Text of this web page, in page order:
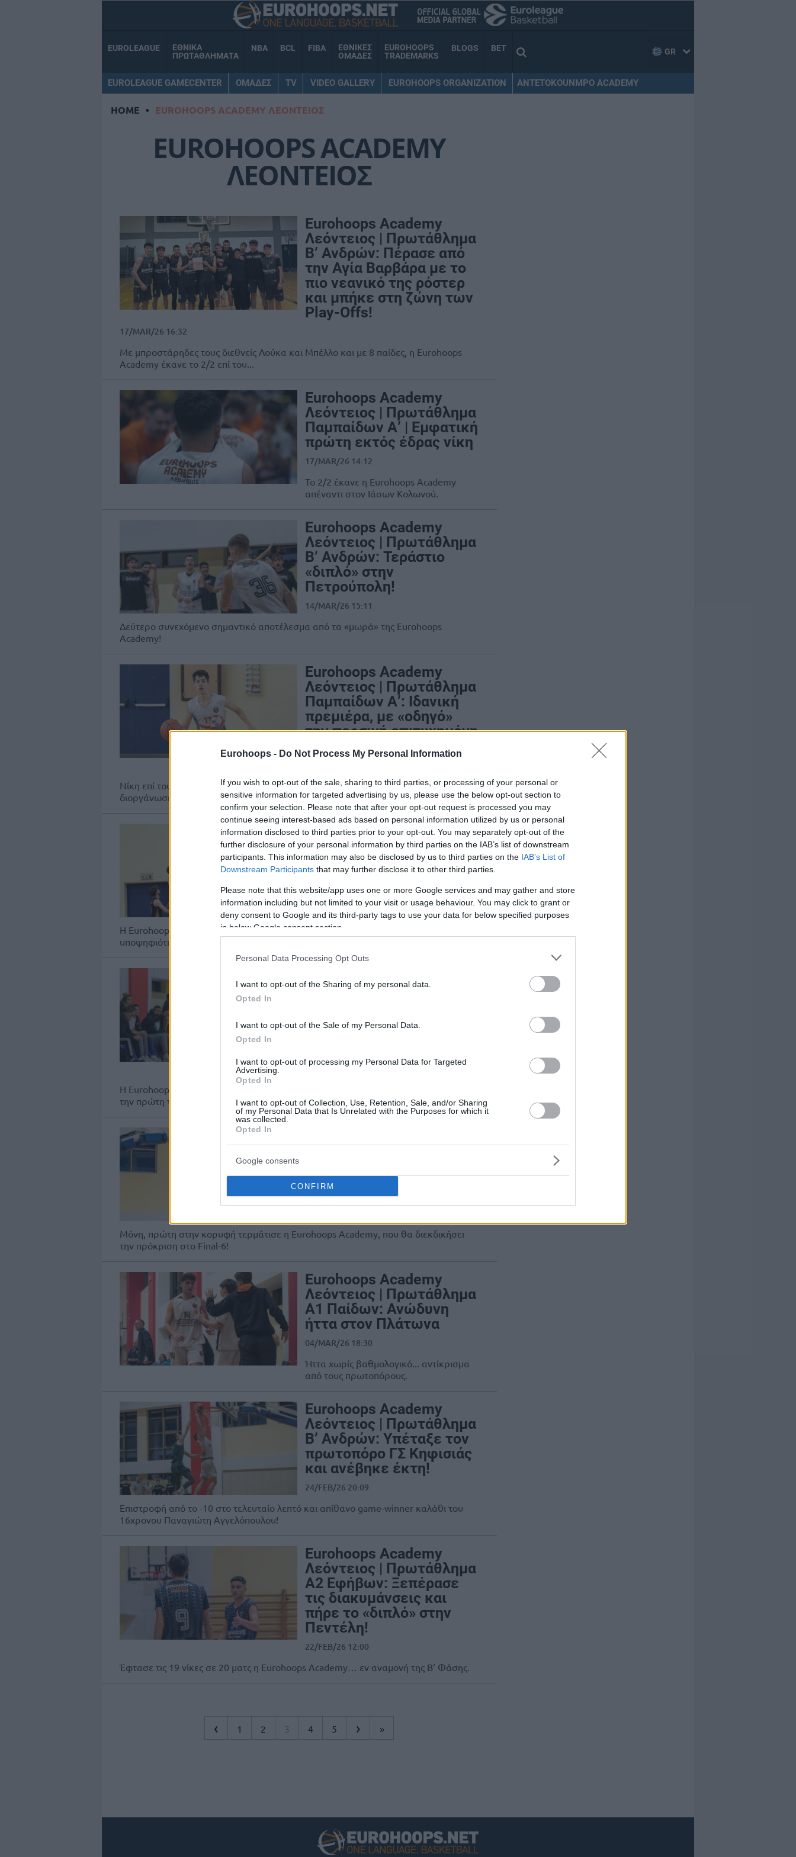
Eurohoops - Do Not Process My Personal Information
If you wish to opt-out of the sale, sharing to third parties, or processing of your personal or
sensitive information for targeted advertising by us, please use the below opt-out section to
confirm your selection. Please note that after your opt-out request is processed you may
continue seeing interest-based ads based on personal information utilized by us or personal
information disclosed to third parties prior to your opt-out. You may separately opt-out of the
further disclosure of your personal information by third parties on the IAB’s list of downstream
participants. This information may also be disclosed by us to third parties on the IAB’s List of
Downstream Participants that may further disclose it to other third parties.
Please note that this website/app uses one or more Google services and may gather and store
information including but not limited to your visit or usage behaviour. You may click to grant or
deny consent to Google and its third-party tags to use your data for below specified purposes
in below Google consent section.
Personal Data Processing Opt Outs
I want to opt-out of the Sharing of my personal data.
Opted In
I want to opt-out of the Sale of my Personal Data.
Opted In
I want to opt-out of processing my Personal Data for Targeted
Advertising.
Opted In
I want to opt-out of Collection, Use, Retention, Sale, and/or Sharing
of my Personal Data that Is Unrelated with the Purposes for which it
was collected.
Opted In
Google consents
CONFIRM
EUROLEAGUE
ΕΘΝΙΚΑ
ΠΡΩΤΑΘΛΗΜΑΤΑ
NBA BCL FIBA
ΕΘΝΙΚΕΣ
ΟΜΑΔΕΣ
EUROHOOPS
TRADEMARKS
BLOGS BET GR
EUROLEAGUE GAMECENTER ΟΜΑΔΕΣ TV VIDEO GALLERY EUROHOOPS ORGANIZATION ANTETOKOUNMPO ACADEMY
HOME • EUROHOOPS ACADEMY ΛΕΟΝΤΕΙΟΣ
EUROHOOPS ACADEMY
ΛΕΟΝΤΕΙΟΣ
Eurohoops Academy
Λεόντειος | Πρωτάθλημα
Β’ Ανδρών: Πέρασε από
την Αγία Βαρβάρα με το
πιο νεανικό της ρόστερ
και μπήκε στη ζώνη των
Play-Offs!
17/MAR/26 16:32
Με μπροστάρηδες τους διεθνείς Λούκα και Μπέλλο και με 8 παίδες, η Eurohoops
Academy έκανε το 2/2 επί του...
Eurohoops Academy
Λεόντειος | Πρωτάθλημα
Παμπαίδων Α’ | Εμφατική
πρώτη εκτός έδρας νίκη
17/MAR/26 14:12
Το 2/2 έκανε η Eurohoops Academy
απέναντι στον Ιάσων Κολωνού.
Eurohoops Academy
Λεόντειος | Πρωτάθλημα
Β’ Ανδρών: Τεράστιο
«διπλό» στην
Πετρούπολη!
14/MAR/26 15:11
Δεύτερο συνεχόμενο σημαντικό αποτέλεσμα από τα «μωρά» της Eurohoops
Academy!
Eurohoops Academy
Λεόντειος | Πρωτάθλημα
Παμπαίδων Α’: Ιδανική
πρεμιέρα, με «οδηγό»
την περσινή επιτυχημένη
παρουσία!
Νίκη επί του ΕΣΚΔ Νέας Ιωνίας πέτυχε η Eurohoops Academy στο ξεκίνημα της
διοργάνωσης.
Eurohoops Academy
Λεόντειος | Πρωτάθλημα
Α2 Εφήβων: Έκανε το
πρώτο βήμα για το Final
Four!
12/MAR/26 17:00
Η Eurohoops Academy επικράτησε του ΚΑΟ Μελισσίων και θέτει σοβαρή
υποψηφιότητα για την επόμενη φάση.
Λεόντειος | Πρωτάθλημα
στην πρώτη μας σεζόν
στην κορυφαία
12/MAR/26 13:05
H Eurohoops Academy Λεόντειος ηττήθηκε από τον Παναθηναϊκό και ολοκλήρωσε
την πρώτη της σεζόν στην Α1.
Λεόντειος | Πρωτάθλημα
φινάλε στη Νέα Μάκρη,
πανέτοιμη για τη Β’ Φάση
Μόνη, πρώτη στην κορυφή τερμάτισε η Eurohoops Academy, που θα διεκδικήσει
την πρόκριση στο Final-6!
Eurohoops Academy
Λεόντειος | Πρωτάθλημα
Α1 Παίδων: Ανώδυνη
ήττα στον Πλάτωνα
04/MAR/26 18:30
Ήττα χωρίς βαθμολογικό... αντίκρισμα
από τους πρωτοπόρους.
Eurohoops Academy
Λεόντειος | Πρωτάθλημα
Β’ Ανδρών: Υπέταξε τον
πρωτοπόρο ΓΣ Κηφισιάς
και ανέβηκε έκτη!
24/FEB/26 20:09
Επιστροφή από το -10 στο τελευταίο λεπτό και απίθανο game-winner καλάθι του
16χρονου Παναγιώτη Αγγελόπουλου!
Eurohoops Academy
Λεόντειος | Πρωτάθλημα
Α2 Εφήβων: Ξεπέρασε
τις διακυμάνσεις και
πήρε το «διπλό» στην
Πεντέλη!
22/FEB/26 12:00
Έφτασε τις 19 νίκες σε 20 ματς η Eurohoops Academy… εν αναμονή της Β’ Φάσης.
‹ 1 2 3 4 5 › »